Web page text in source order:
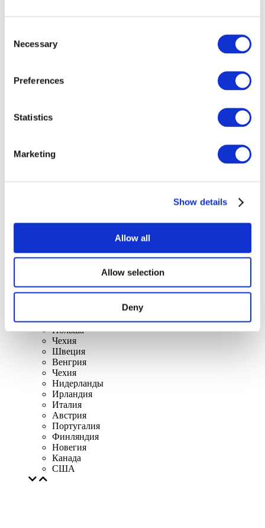
Selection
Necessary
Preferences
Statistics
Marketing
Show details
Allow all
Allow selection
Deny
Концерты
Все страны
Великобритания
Дания
Республика Ирландия
Польша
Чехия
Швеция
Венгрия
Чехия
Нидерланды
Ирландия
Италия
Австрия
Португалия
Финляндия
Новегия
Канада
США